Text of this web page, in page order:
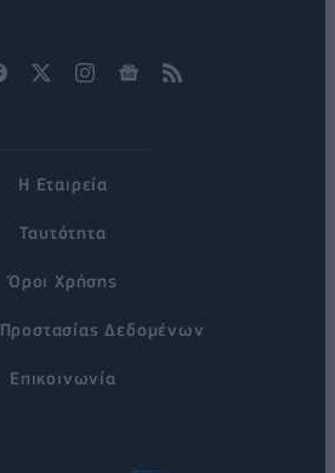
Η Εταιρεία
Ταυτότητα
Όροι Χρήσης
Προστασίας Δεδομένων
Επικοινωνία